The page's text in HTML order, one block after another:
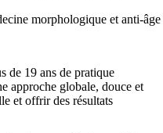
morphologique et anti-âge
de 19 ans de pratique
approche globale, douce et
et offrir des résultats